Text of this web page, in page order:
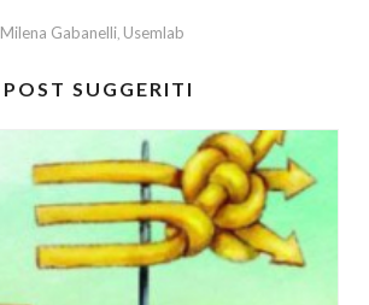
Milena Gabanelli Usemlab
POST SUGGERITI